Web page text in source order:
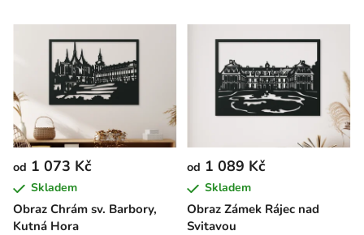
Obraz Chrám sv. Barbory,
Kutná Hora
od 1 073 Kč
Skladem
Obraz Zámek Rájec nad
Svitavou
od 1 089 Kč
Skladem